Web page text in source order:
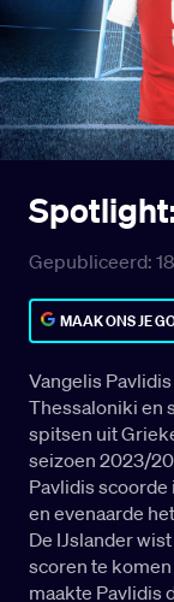
Gepubliceerd:
MAAK ONS JE
Vangelis
Thessaloniki en
spitsen uit
seizoen 2023/
Pavlidis
en evenaarde
De IJslander
scoren te
maakte Pavlidis